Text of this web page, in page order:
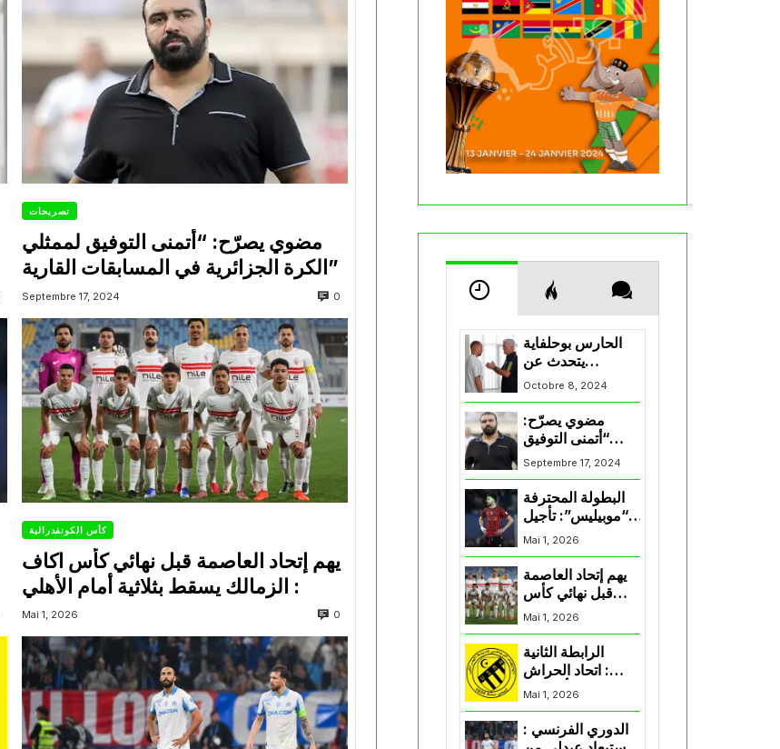
تصريحات
مضوي يصرّح: “أتمنى التوفيق لممثلي
الكرة الجزائرية في المسابقات القارية”
Septembre 17, 2024 0
كأس الكونفدرالية
يهم إتحاد العاصمة قبل نهائي كأس اكاف
Mai 1, 2026 0
الحارس بوحلفاية
يتحدث عن
طموحاته مع
المنتخب و شباب
قسنطينة
Octobre 8, 2024
مضوي يصرّح:
“أتمنى التوفيق
لممثلي الكرة
الجزائرية في
Septembre 17, 2024
البطولة المحترفة
“موبيليس”: تأجيل
مباراة إتحاد
العاصمة وأتلتيك
بارادو
Mai 1, 2026
يهم إتحاد العاصمة
قبل نهائي كأس
اكاف : الزمالك
يسقط بثلاثية أمام
Mai 1, 2026
الرابطة الثانية
: اتحاد الحراش
يحسم التأهل إلى
“البلاي أوف”
Mai 1, 2026
الدوري الفرنسي :